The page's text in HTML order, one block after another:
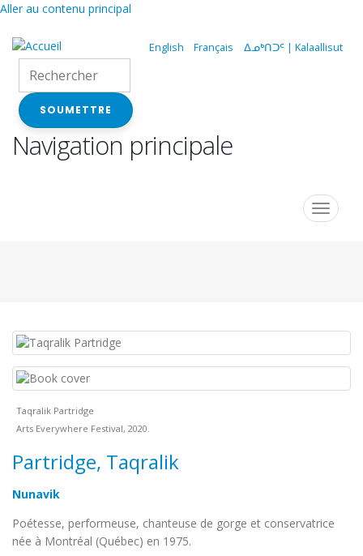
Aller au contenu principal
English Français ᐃᓄᒃᑎᑐᑦ | Kalaallisut
SOUMETTRE
Navigation principale
Toggle
Taqralik Partridge
Arts Everywhere Festival, 2020.
Partridge, Taqralik
Nunavik
Poétesse, performeuse, chanteuse de gorge et conservatrice
née à Montréal (Québec) en 1975.